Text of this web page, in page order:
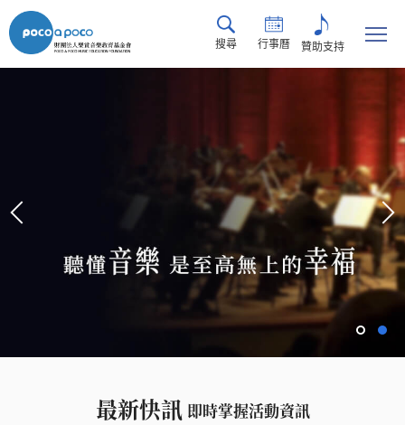
搜尋 行事曆 贊助支持
最新快訊 即時掌握活動資訊